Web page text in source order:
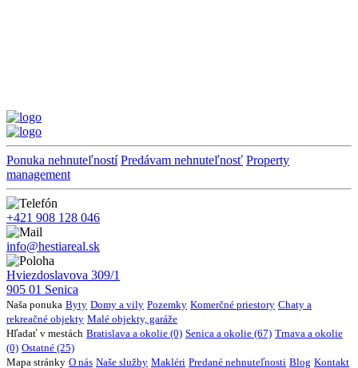
Ponuka nehnuteľností Predávam nehnuteľnosť Property
management
+421 908 128 046
info@hestiareal.sk
Hviezdoslavova 309/1
905 01 Senica
Naša ponuka Byty Domy a vily Pozemky Komerčné priestory Chaty a
rekreačné objekty Malé objekty, garáže
Hľadať v mestách Bratislava a okolie (0) Senica a okolie (67) Trnava a okolie
(0) Ostatné (25)
Mapa stránky O nás Naše služby Makléri Predané nehnuteľnosti Blog Kontakt